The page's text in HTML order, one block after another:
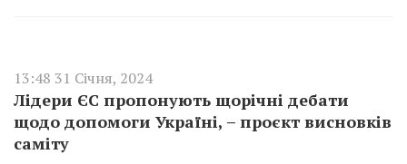
13:48 31 Січня, 2024
Лідери ЄС пропонують щорічні дебати
щодо допомоги Україні, – проєкт висновків
саміту